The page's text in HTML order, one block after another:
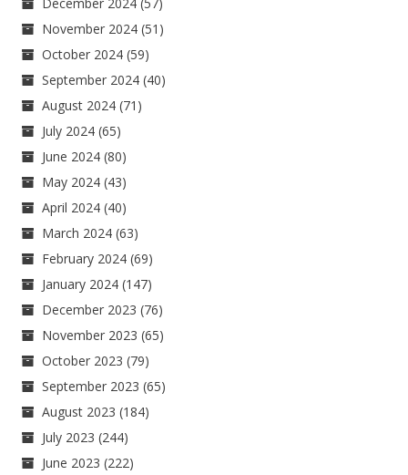
November 2024 (51)
October 2024 (59)
September 2024 (40)
August 2024 (71)
July 2024 (65)
June 2024 (80)
May 2024 (43)
April 2024 (40)
March 2024 (63)
February 2024 (69)
January 2024 (147)
December 2023 (76)
November 2023 (65)
October 2023 (79)
September 2023 (65)
August 2023 (184)
July 2023 (244)
June 2023 (222)